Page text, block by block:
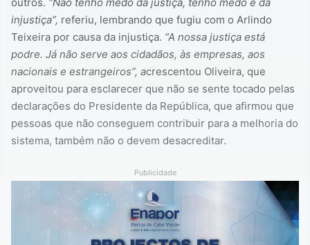
injustiça”, referiu, lembrando que fugiu com o Arlindo
Teixeira por causa da injustiça. “A nossa justiça está
podre. Já não serve aos cidadãos, às empresas, aos
nacionais e estrangeiros”, acrescentou Oliveira, que
aproveitou para esclarecer que não se sente tocado pelas
declarações do Presidente da República, que afirmou que
pessoas que não conseguem contribuir para a melhoria do
sistema, também não o devem desacreditar.
Publicidade